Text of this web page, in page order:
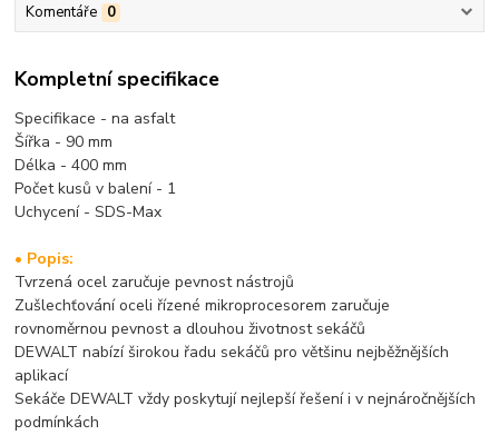
Komentáře 0
Kompletní specifikace
Specifikace - na asfalt
Šířka - 90 mm
Délka - 400 mm
Počet kusů v balení - 1
Uchycení - SDS-Max
• Popis:
Tvrzená ocel zaručuje pevnost nástrojů
Zušlechťování oceli řízené mikroprocesorem zaručuje
rovnoměrnou pevnost a dlouhou životnost sekáčů
DEWALT nabízí širokou řadu sekáčů pro většinu nejběžnějších
aplikací
Sekáče DEWALT vždy poskytují nejlepší řešení i v nejnáročnějších
podmínkách